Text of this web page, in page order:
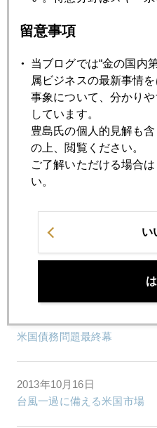
2013年10月23日
米雇用統計悪化で金価格急騰
2013年10月22日
金色人気で復活する宝飾品「
2013年10月21日
2013年10月18日
米国債務問題最終幕
2013年10月16日
台風一過に備える米国市場
留意事項
当ブログでは“金の国内
属ビジネスの最新事情
事象について、分かり
しています。
豊島氏の個人的見解も
の上、閲覧ください。
ご了解いただける場合
い。
い